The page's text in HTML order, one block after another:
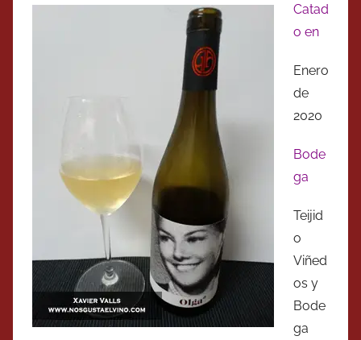
Catad
o en
Enero
de
2020
Bode
ga
Teijid
o
Viñed
os y
Bode
ga